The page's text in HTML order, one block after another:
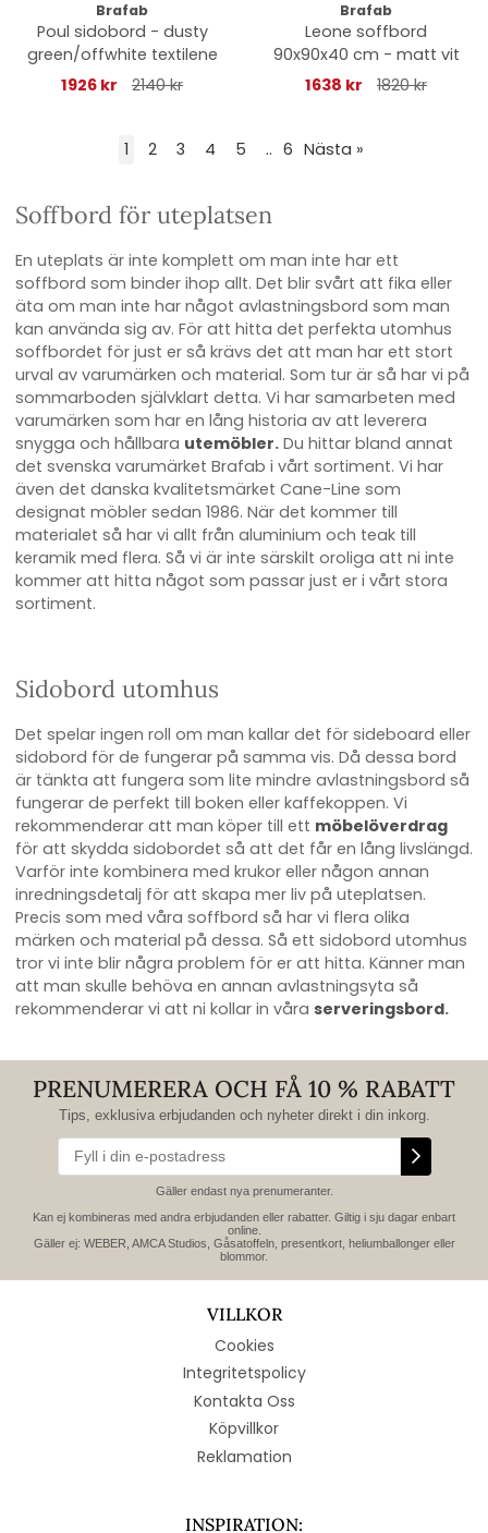
Brafab
Poul sidobord - dusty
green/offwhite textilene
1926 kr
2140 kr
Brafab
Leone soffbord
90x90x40 cm - matt vit
1638 kr
1820 kr
1 2 3 4 5 .. 6 Nästa »
Soffbord för uteplatsen
En uteplats är inte komplett om man inte har ett
soffbord som binder ihop allt. Det blir svårt att fika eller
äta om man inte har något avlastningsbord som man
kan använda sig av. För att hitta det perfekta utomhus
soffbordet för just er så krävs det att man har ett stort
urval av varumärken och material. Som tur är så har vi på
sommarboden självklart detta. Vi har samarbeten med
varumärken som har en lång historia av att leverera
snygga och hållbara utemöbler. Du hittar bland annat
det svenska varumärket Brafab i vårt sortiment. Vi har
även det danska kvalitetsmärket Cane-Line som
designat möbler sedan 1986. När det kommer till
materialet så har vi allt från aluminium och teak till
keramik med flera. Så vi är inte särskilt oroliga att ni inte
kommer att hitta något som passar just er i vårt stora
sortiment.
Sidobord utomhus
Det spelar ingen roll om man kallar det för sideboard eller
sidobord för de fungerar på samma vis. Då dessa bord
är tänkta att fungera som lite mindre avlastningsbord så
fungerar de perfekt till boken eller kaffekoppen. Vi
rekommenderar att man köper till ett möbelöverdrag
för att skydda sidobordet så att det får en lång livslängd.
Varför inte kombinera med krukor eller någon annan
inredningsdetalj för att skapa mer liv på uteplatsen.
Precis som med våra soffbord så har vi flera olika
märken och material på dessa. Så ett sidobord utomhus
tror vi inte blir några problem för er att hitta. Känner man
att man skulle behöva en annan avlastningsyta så
rekommenderar vi att ni kollar in våra serveringsbord.
PRENUMERERA OCH FÅ 10 % RABATT
Tips, exklusiva erbjudanden och nyheter direkt i din inkorg.
Gäller endast nya prenumeranter.
Kan ej kombineras med andra erbjudanden eller rabatter. Giltig i sju dagar enbart
online.
Gäller ej: WEBER, AMCA Studios, Gåsatoffeln, presentkort, heliumballonger eller
blommor.
VILLKOR
Cookies
Integritetspolicy
Kontakta Oss
Köpvillkor
Reklamation
INSPIRATION: